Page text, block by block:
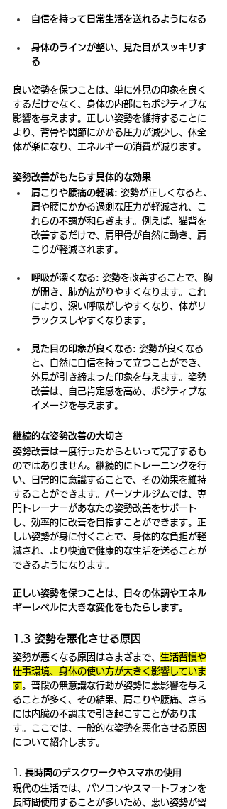
自信を持って日常生活を送れるようになる
身体のラインが整い、見た目がスッキリす
る
良い姿勢を保つことは、単に外見の印象を良く
するだけでなく、身体の内部にもポジティブな
影響を与えます。正しい姿勢を維持することに
より、背骨や関節にかかる圧力が減少し、体全
体が楽になり、エネルギーの消費が減ります。
姿勢改善がもたらす具体的な効果
肩こりや腰痛の軽減: 姿勢が正しくなると、
肩や腰にかかる過剰な圧力が軽減され、こ
れらの不調が和らぎます。例えば、猫背を
改善するだけで、肩甲骨が自然に動き、肩
こりが軽減されます。
呼吸が深くなる: 姿勢を改善することで、胸
が開き、肺が広がりやすくなります。これ
により、深い呼吸がしやすくなり、体がリ
ラックスしやすくなります。
見た目の印象が良くなる: 姿勢が良くなる
と、自然に自信を持って立つことができ、
外見が引き締まった印象を与えます。姿勢
改善は、自己肯定感を高め、ポジティブな
イメージを与えます。
継続的な姿勢改善の大切さ
姿勢改善は一度行ったからといって完了するも
のではありません。継続的にトレーニングを行
い、日常的に意識することで、その効果を維持
することができます。パーソナルジムでは、専
門トレーナーがあなたの姿勢改善をサポート
し、効率的に改善を目指すことができます。正
しい姿勢が身に付くことで、身体的な負担が軽
減され、より快適で健康的な生活を送ることが
できるようになります。
正しい姿勢を保つことは、日々の体調やエネル
ギーレベルに大きな変化をもたらします。
1.3 姿勢を悪化させる原因
姿勢が悪くなる原因はさまざまで、 生活習慣や
仕事環境、身体の使い方が大きく影響していま
す 。普段の無意識な行動が姿勢に悪影響を与え
ることが多く、その結果、肩こりや腰痛、さら
には内臓の不調まで引き起こすことがありま
す。ここでは、一般的な姿勢を悪化させる原因
について紹介します。
1. 長時間のデスクワークやスマホの使用
現代の生活では、パソコンやスマートフォンを
長時間使用することが多いため、悪い姿勢が習